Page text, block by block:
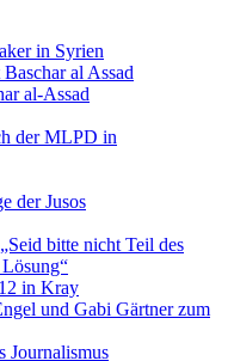
in Syrien
al Assad
al-Assad
der MLPD in
der Jusos
bitte nicht Teil des
in Kray
und Gabi Gärtner zum
Journalismus